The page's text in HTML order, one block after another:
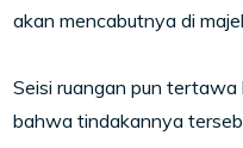
akan mencabutnya di
Seisi ruangan pun tertawa
bahwa tindakannya